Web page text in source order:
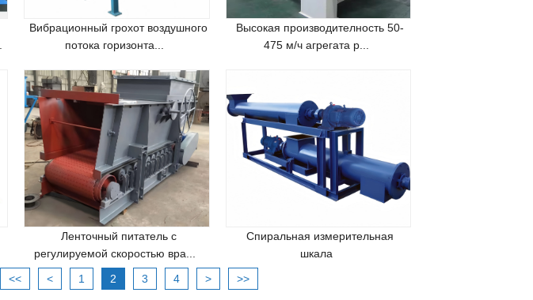
Вибрационный грохот воздушного
потока горизонта...
Высокая производителность 50-
475 м/ч агрегата р...
Ленточный питатель с
регулируемой скоростью вра...
Спиральная измерительная
шкала
<<
< 1 2 3 4 > >>